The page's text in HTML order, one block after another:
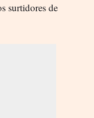
surtidores de